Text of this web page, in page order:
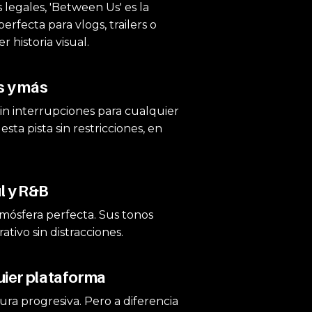
'Between Us' es la
para vlogs, trailers o
historia visual.
y más
interrupciones para cualquier
pista sin restricciones, en
R&B
perfecta. Sus tonos
sin distracciones.
plataforma
progresiva. Pero a diferencia